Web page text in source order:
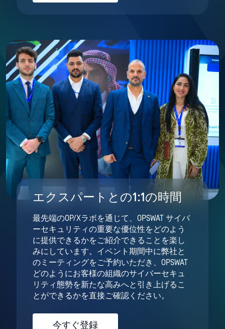
エクスパートとの1:1の時間
最先端のOP/Xラボを通じて、OPSWAT サイバ
ーセキュリティの重要な優位性をどのよう
に提供できるかをご紹介できることを楽し
みにしています。イベント期間中に弊社と
のミーティングをご予約いただき、OPSWAT
どのようにお客様の組織のサイバーセキュ
リティ態勢を新たな高みへと引き上げるこ
とができるかを直接ご確認ください。
今すぐ登録